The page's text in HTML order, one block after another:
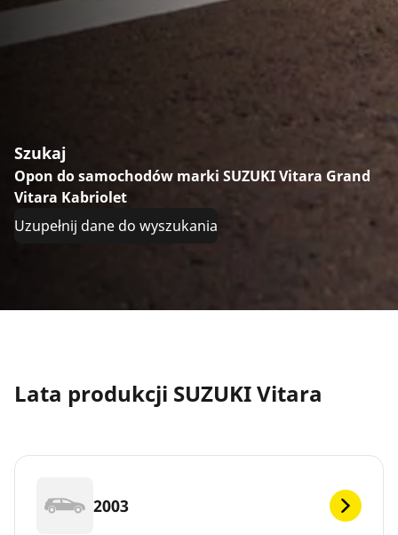
Szukaj
Opon do samochodów marki SUZUKI Vitara Grand
Vitara Kabriolet
Uzupełnij dane do wyszukania
Lata produkcji SUZUKI Vitara
2003